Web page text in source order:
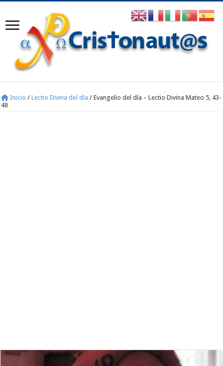
Inicio / Lectio Divina del día / Evangelio del día – Lectio Divina Mateo 5, 43-
48